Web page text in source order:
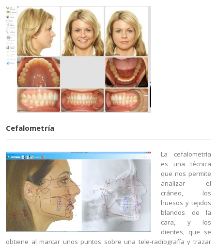
Cefalometría
La cefalometría
es una técnica
que nos permite
analizar el
cráneo, los
huesos y tejidos
blandos de la
cara, y los
dientes, que se
obtiene al marcar unos puntos sobre una tele-radiografía y trazar